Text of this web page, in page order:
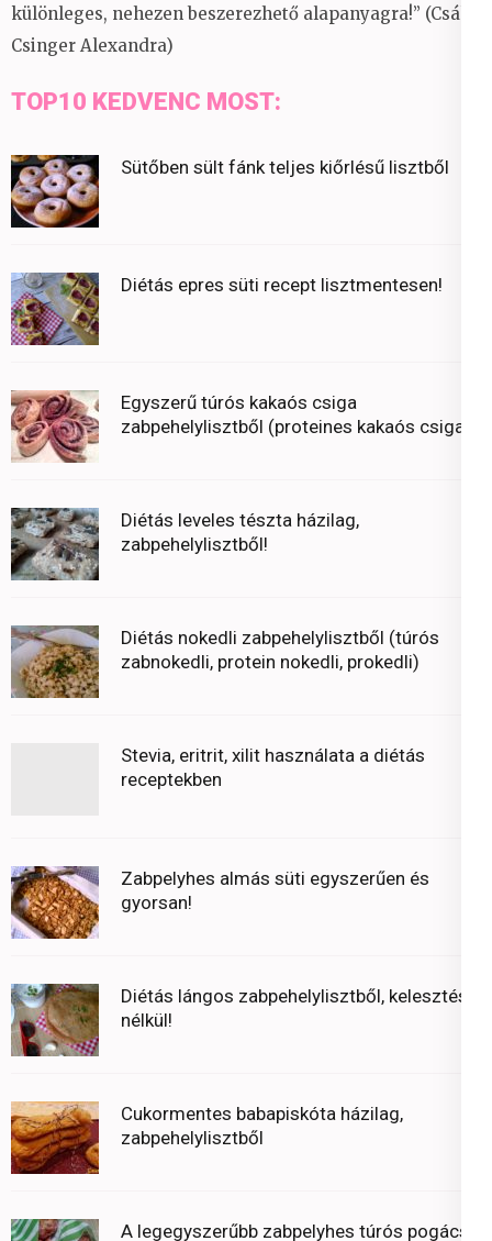
különleges, nehezen beszerezhető alapanyagra!” (Csáky
Csinger Alexandra)
TOP10 KEDVENC MOST:
Sütőben sült fánk teljes kiőrlésű lisztből
Diétás epres süti recept lisztmentesen!
Egyszerű túrós kakaós csiga
zabpehelylisztből (proteines kakaós csiga)
Diétás leveles tészta házilag,
zabpehelylisztből!
Diétás nokedli zabpehelylisztből (túrós
zabnokedli, protein nokedli, prokedli)
Stevia, eritrit, xilit használata a diétás
receptekben
Zabpelyhes almás süti egyszerűen és
gyorsan!
Diétás lángos zabpehelylisztből, kelesztés
nélkül!
Cukormentes babapiskóta házilag,
zabpehelylisztből
A legegyszerűbb zabpelyhes túrós pogácsa